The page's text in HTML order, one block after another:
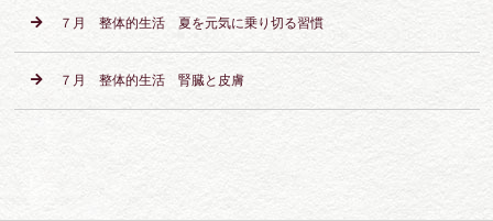
７月 整体的生活 夏を元気に乗り切る習慣
７月 整体的生活 腎臓と皮膚